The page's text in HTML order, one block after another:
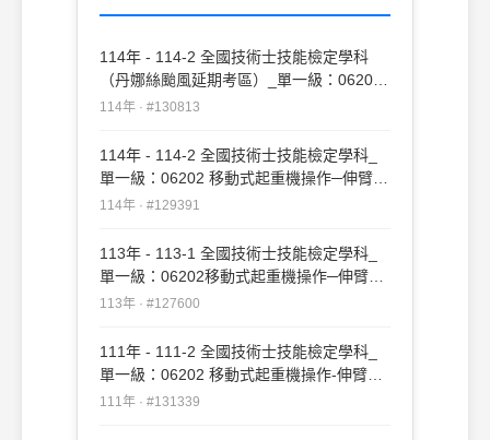
114年 - 114-2 全國技術士技能檢定學科
（丹娜絲颱風延期考區）_單一級：06202
移動式起重機操作─伸臂不伸縮#130813
114年 · #130813
114年 - 114-2 全國技術士技能檢定學科_
單一級：06202 移動式起重機操作─伸臂不
伸縮#129391
114年 · #129391
113年 - 113-1 全國技術士技能檢定學科_
單一級：06202移動式起重機操作─伸臂不
伸縮#127600
113年 · #127600
111年 - 111-2 全國技術士技能檢定學科_
單一級：06202 移動式起重機操作-伸臂不
伸縮#131339
111年 · #131339